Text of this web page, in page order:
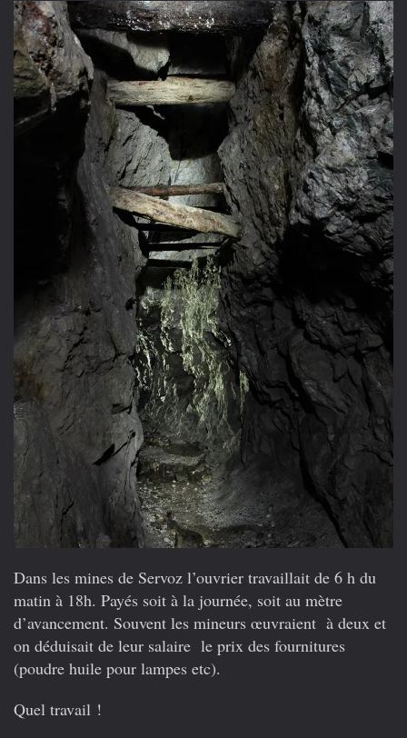
Dans les mines de Servoz l’ouvrier travaillait de 6 h du
matin à 18h. Payés soit à la journée, soit au mètre
d’avancement. Souvent les mineurs œuvraient à deux et
on déduisait de leur salaire le prix des fournitures
(poudre huile pour lampes etc).
Quel travail !